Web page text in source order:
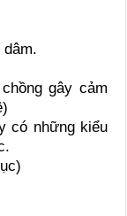
gây cảm
những kiểu